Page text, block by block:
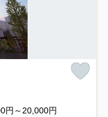
円～20,000円